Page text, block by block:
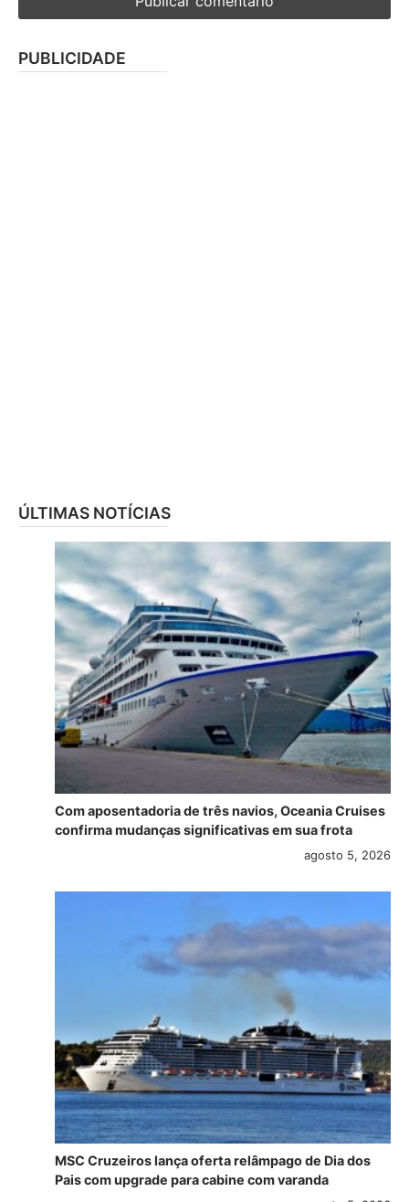
PUBLICIDADE
ÚLTIMAS NOTÍCIAS
Com aposentadoria de três navios, Oceania Cruises
confirma mudanças significativas em sua frota
agosto 5, 2026
MSC Cruzeiros lança oferta relâmpago de Dia dos
Pais com upgrade para cabine com varanda